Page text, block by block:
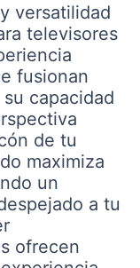
versatilidad
televisores
fusionan
capacidad
de tu
maximiza
un
a tu
ofrecen